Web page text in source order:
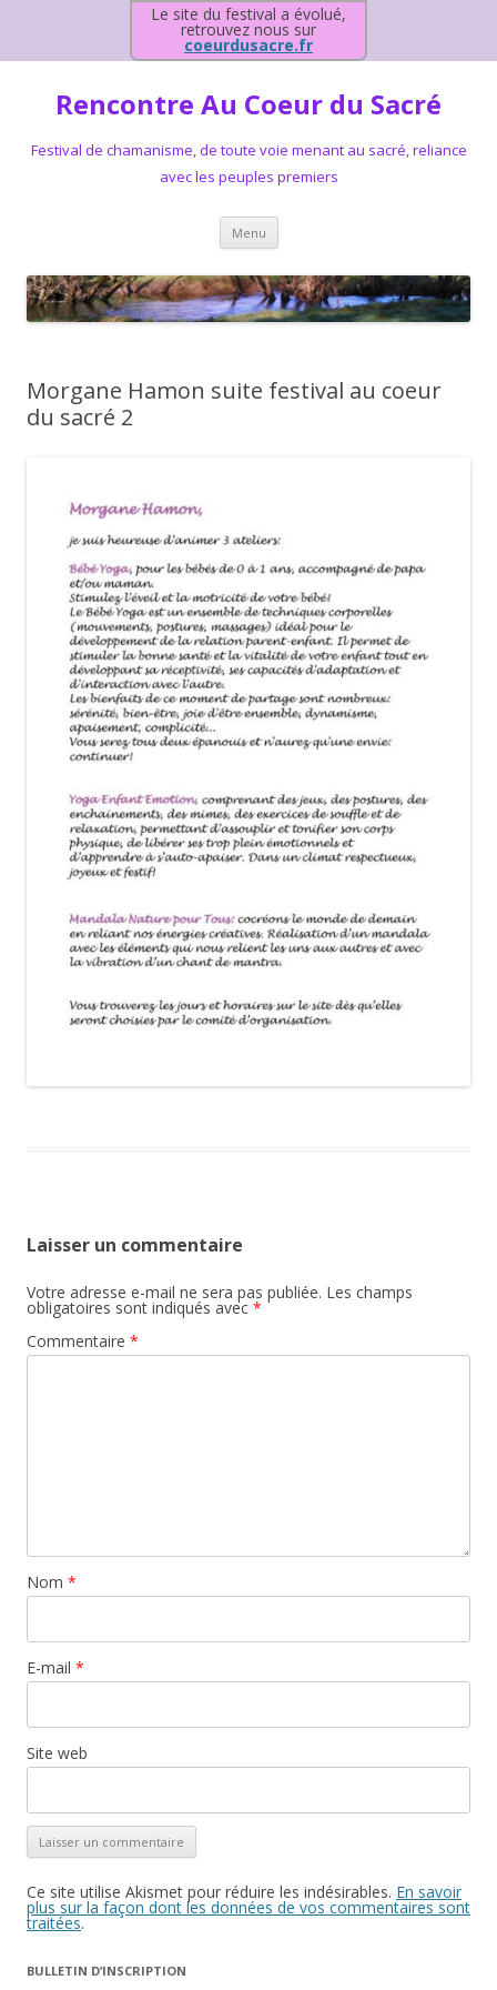
Le site du festival a évolué,
retrouvez nous sur
coeurdusacre.fr
Rencontre Au Coeur du Sacré
Festival de chamanisme, de toute voie menant au sacré, reliance
avec les peuples premiers
Menu Aller au contenu principal
Morgane Hamon suite festival au coeur
du sacré 2
Laisser un commentaire
Votre adresse e-mail ne sera pas publiée. Les champs
obligatoires sont indiqués avec *
Commentaire *
Nom *
E-mail *
Site web
Ce site utilise Akismet pour réduire les indésirables. En savoir
plus sur la façon dont les données de vos commentaires sont
traitées.
BULLETIN D’INSCRIPTION